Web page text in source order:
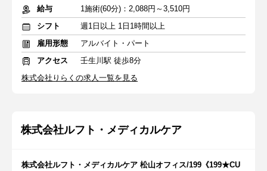
給与
1施術(60分)：2,088円～3,510円
シフト
週1日以上 1日1時間以上
雇用形態
アルバイト・パート
アクセス
壬生川駅 徒歩8分
株式会社りらくの求人一覧を見る
株式会社ルフト・メディカルケア
株式会社ルフト・メディカルケア 松山オフィス/199《199★CU